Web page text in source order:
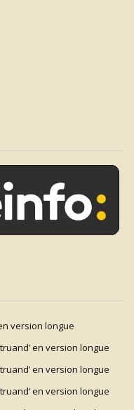
version longue
en version longue
en version longue
en version longue